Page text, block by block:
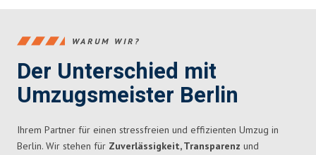
WARUM WIR?
Der Unterschied mit
Umzugsmeister Berlin
Ihrem Partner für einen stressfreien und effizienten Umzug in
Berlin. Wir stehen für Zuverlässigkeit, Transparenz und